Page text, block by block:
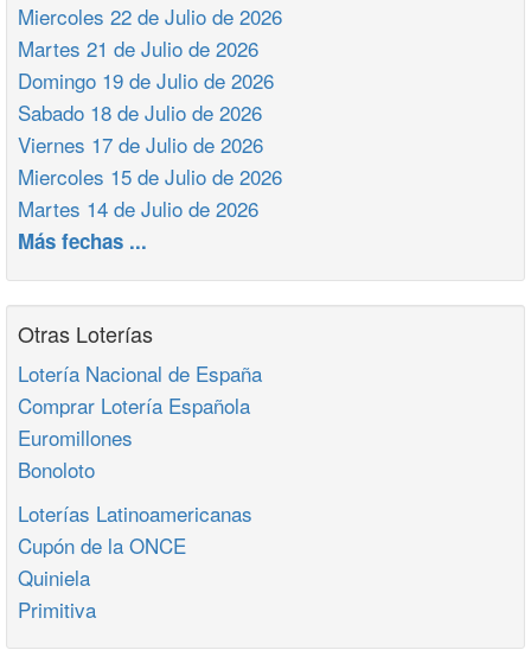
Miercoles 22 de Julio de 2026
Martes 21 de Julio de 2026
Domingo 19 de Julio de 2026
Sabado 18 de Julio de 2026
Viernes 17 de Julio de 2026
Miercoles 15 de Julio de 2026
Martes 14 de Julio de 2026
Más fechas ...
Otras Loterías
Lotería Nacional de España
Comprar Lotería Española
Euromillones
Bonoloto
Loterías Latinoamericanas
Cupón de la ONCE
Quiniela
Primitiva